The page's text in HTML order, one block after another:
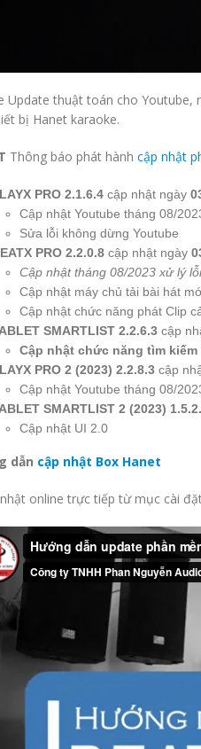
Update thuật toán cho
bị Hanet karaoke.
Thông báo phát hành cập nhật
PRO 2.1.6.4 cập nhật ngày
Cập nhật Youtube tháng 08/
Sửa lỗi không dừng Youtube
PRO 2.2.0.8 cập nhật ngày
Cập nhật tháng 08/2023 xử lý
Cập nhật máy chủ tải bài hát
Cập nhật chức năng phát Clip
SMARTLIST 2.2.6.3 cập
Cập nhật chức năng tìm kiếm
PRO 2 (2023) 2.2.8.3 cập
Cập nhật Youtube tháng 08/
SMARTLIST 2 (2023)
Cập nhật UI 2.0
dẫn cập nhật Box Hanet
online trực tiếp từ mục cài